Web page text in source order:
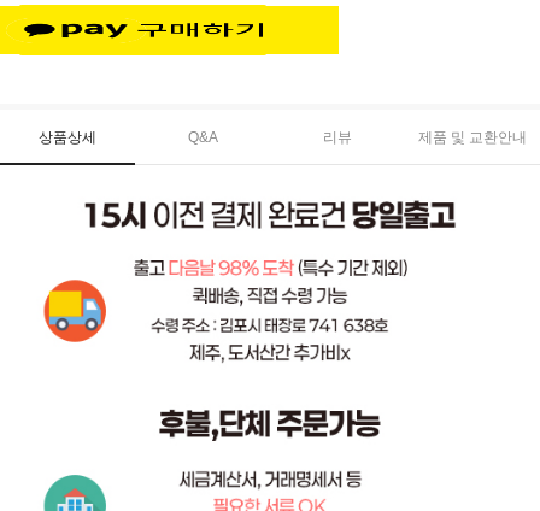
상품상세 Q&A 리뷰 제품 및 교환안내